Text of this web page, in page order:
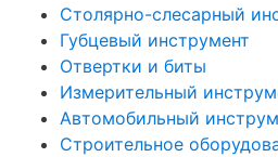
Столярно-слесарный
Губцевый инструмент
Отвертки и биты
Измерительный
Автомобильный
Строительное